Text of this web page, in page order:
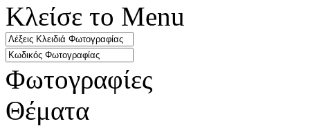
Κλείσε το Menu
Φωτογραφίες
Θέματα